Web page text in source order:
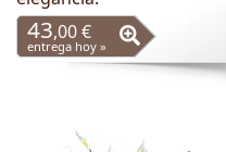
43,00 €
entrega hoy »